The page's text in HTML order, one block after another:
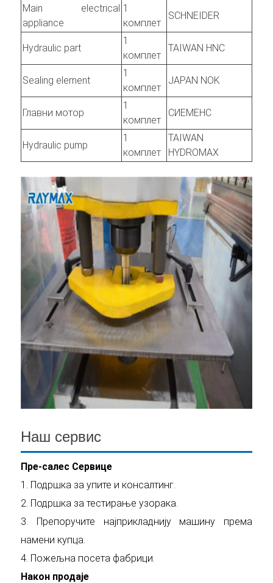
Main electrical
appliance
1
комплет
SCHNEIDER
Hydraulic part
1
комплет
TAIWAN HNC
Sealing element
1
комплет
JAPAN NOK
Главни мотор
1
комплет
СИЕМЕНС
Hydraulic pump
1
комплет
TAIWAN
HYDROMAX
Наш сервис
Пре-салес Сервице
1. Подршка за упите и консалтинг.
2. Подршка за тестирање узорака.
3. Препоручите најприкладнију машину према
намени купца.
4. Пожељна посета фабрици.
Након продаје